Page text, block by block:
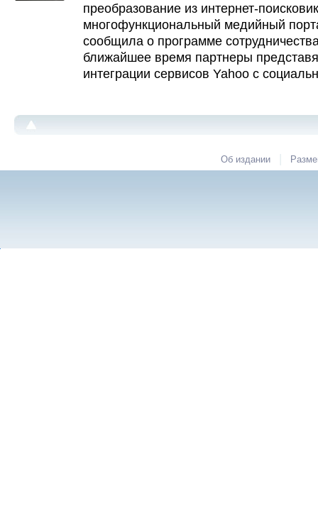
преобразование из интернет-
многофункциональный медийный
сообщила о программе
ближайшее время партнеры
интеграции сервисов Yahoo с
Об издании |